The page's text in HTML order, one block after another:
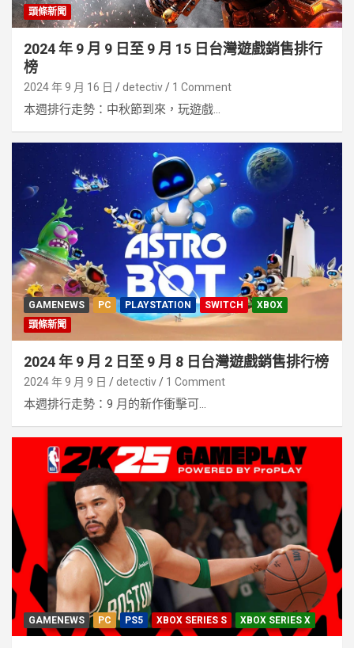
頭條新聞
2024 年 9 月 9 日至 9 月 15 日台灣遊戲銷售排行
榜
2024 年 9 月 16 日 detectiv 1 Comment
本週排行走勢：中秋節到來，玩遊戲...
GAMENEWS PC PLAYSTATION SWITCH
XBOX
頭條新聞
2024 年 9 月 2 日至 9 月 8 日台灣遊戲銷售排行榜
2024 年 9 月 9 日 detectiv 1 Comment
本週排行走勢：9 月的新作衝擊可...
GAMENEWS PC PS5 XBOX SERIES S XBOX SERIES X